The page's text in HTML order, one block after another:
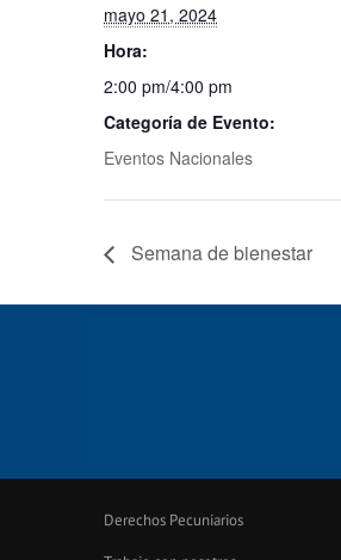
mayo 21, 2024
Hora:
2:00 pm/4:00 pm
Categoría de Evento:
Eventos Nacionales
Semana de bienestar
Derechos Pecuniarios